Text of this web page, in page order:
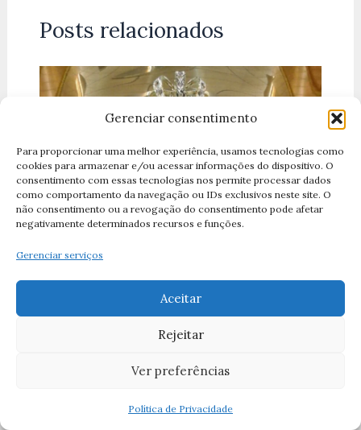
Gerenciar consentimento
Para proporcionar uma melhor experiência, usamos tecnologias como
cookies para armazenar e/ou acessar informações do dispositivo. O
consentimento com essas tecnologias nos permite processar dados
como comportamento da navegação ou IDs exclusivos neste site. O
não consentimento ou a revogação do consentimento pode afetar
negativamente determinados recursos e funções.
Gerenciar serviços
Aceitar
Rejeitar
Ver preferências
Política de Privacidade
Posts relacionados
História de Nossa Senhora